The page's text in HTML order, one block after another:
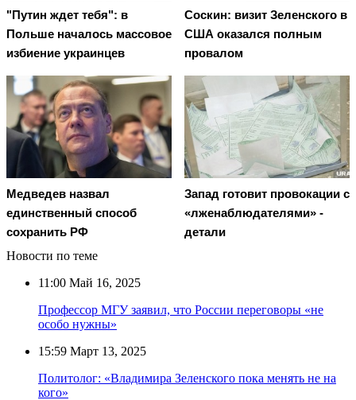
"Путин ждет тебя": в
Польше началось массовое
избиение украинцев
Соскин: визит Зеленского в
США оказался полным
провалом
Медведев назвал
единственный способ
сохранить РФ
Запад готовит провокации с
«лженаблюдателями» -
детали
Новости по теме
11:00 Май 16, 2025
Профессор МГУ заявил, что России переговоры «не
особо нужны»
15:59 Март 13, 2025
Политолог: «Владимира Зеленского пока менять не на
кого»